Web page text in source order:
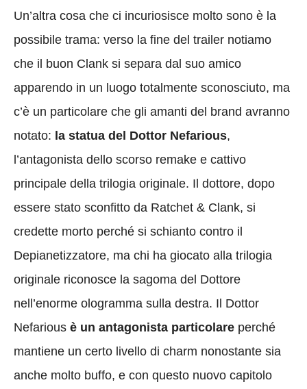
Un’altra cosa che ci incuriosisce molto sono è la
possibile trama: verso la fine del trailer notiamo
che il buon Clank si separa dal suo amico
apparendo in un luogo totalmente sconosciuto, ma
c’è un particolare che gli amanti del brand avranno
notato: la statua del Dottor Nefarious,
l’antagonista dello scorso remake e cattivo
principale della trilogia originale. Il dottore, dopo
essere stato sconfitto da Ratchet & Clank, si
credette morto perché si schianto contro il
Depianetizzatore, ma chi ha giocato alla trilogia
originale riconosce la sagoma del Dottore
nell’enorme ologramma sulla destra. Il Dottor
Nefarious è un antagonista particolare perché
mantiene un certo livello di charm nonostante sia
anche molto buffo, e con questo nuovo capitolo